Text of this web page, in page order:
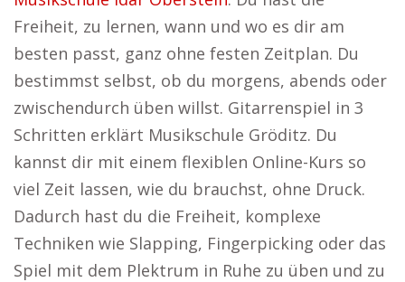
Freiheit, zu lernen, wann und wo es dir am
besten passt, ganz ohne festen Zeitplan. Du
bestimmst selbst, ob du morgens, abends oder
zwischendurch üben willst. Gitarrenspiel in 3
Schritten erklärt Musikschule Gröditz. Du
kannst dir mit einem flexiblen Online-Kurs so
viel Zeit lassen, wie du brauchst, ohne Druck.
Dadurch hast du die Freiheit, komplexe
Techniken wie Slapping, Fingerpicking oder das
Spiel mit dem Plektrum in Ruhe zu üben und zu